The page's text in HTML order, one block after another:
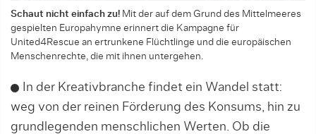
Schaut nicht einfach zu! Mit der auf dem Grund des Mittelmeeres
gespielten Europahymne erinnert die Kampagne für
United4Rescue an ertrunkene Flüchtlinge und die europäischen
Menschenrechte, die mit ihnen untergehen.
In der Kreativbranche findet ein Wandel statt:
weg von der reinen Förderung des Konsums, hin zu
grundlegenden menschlichen Werten. Ob die